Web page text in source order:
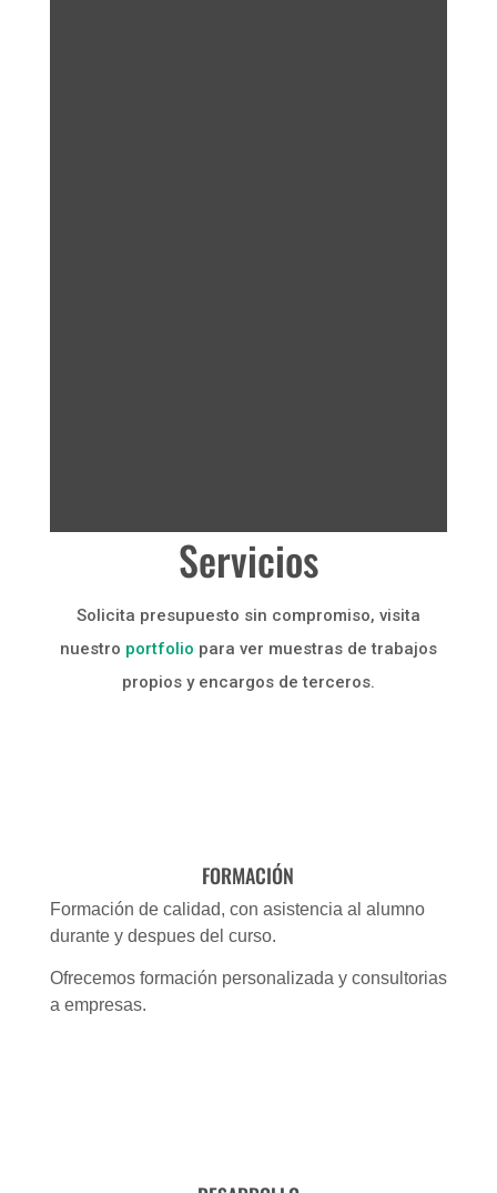
Servicios
Solicita presupuesto sin compromiso, visita
nuestro portfolio para ver muestras de trabajos
propios y encargos de terceros.
FORMACIÓN
Formación de calidad, con asistencia al alumno
durante y despues del curso.
Ofrecemos formación personalizada y consultorias
a empresas.